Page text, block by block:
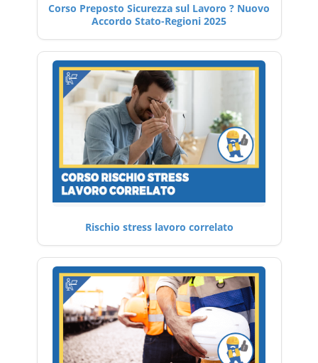
Corso Preposto Sicurezza sul Lavoro ? Nuovo
Accordo Stato-Regioni 2025
Rischio stress lavoro correlato